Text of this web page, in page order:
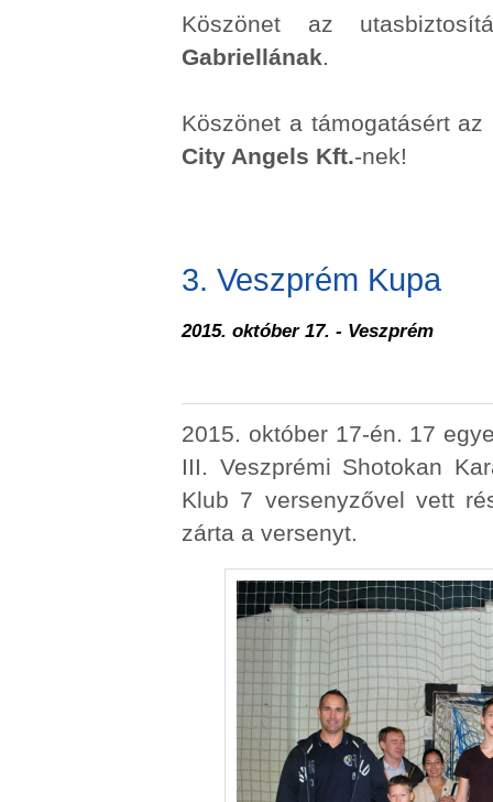
Köszönet az
Gabriellának.
Köszönet a támogatásért az
City Angels Kft.-nek!
3. Veszprém Kupa
2015. október 17. - Veszprém
2015. október 17-én. 17
III. Veszprémi Shotokan
Klub 7 versenyzővel vett
zárta a versenyt.